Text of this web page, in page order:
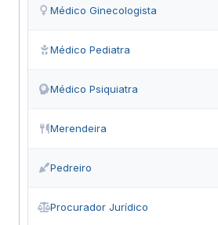
Médico Ginecologista
Médico Pediatra
Médico Psiquiatra
Merendeira
Pedreiro
Procurador Jurídico